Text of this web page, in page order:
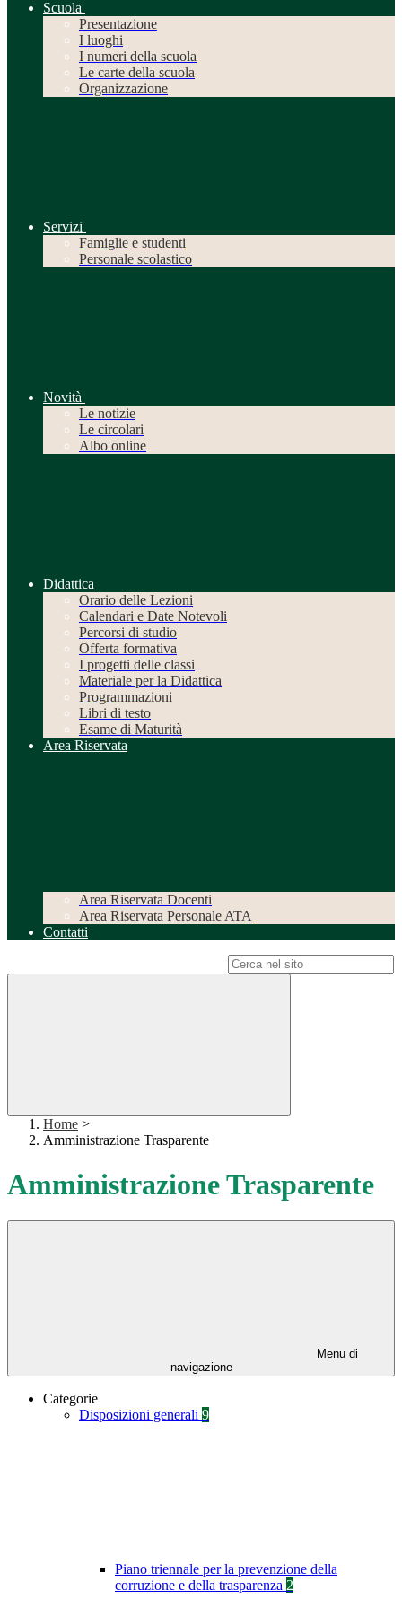
Scuola
Presentazione
I luoghi
I numeri della scuola
Le carte della scuola
Organizzazione
Servizi
Famiglie e studenti
Personale scolastico
Novità
Le notizie
Le circolari
Albo online
Didattica
Orario delle Lezioni
Calendari e Date Notevoli
Percorsi di studio
Offerta formativa
I progetti delle classi
Materiale per la Didattica
Programmazioni
Libri di testo
Esame di Maturità
Area Riservata
Area Riservata Docenti
Area Riservata Personale ATA
Contatti
Home >
Amministrazione Trasparente
Amministrazione Trasparente
Menu di
navigazione
Categorie
Disposizioni generali 9
Piano triennale per la prevenzione della
corruzione e della trasparenza 2